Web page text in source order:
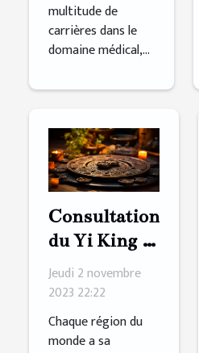
multitude de
carrières dans le
domaine médical,...
Consultation
du Yi King :
comment s’y
prendre ?
Jeudi 2 novembre
2023 22:22
Chaque région du
monde a sa